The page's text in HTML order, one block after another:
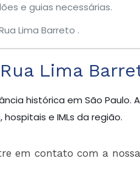
e guias necessárias.
Lima Barreto .
Lima
histórica em São Paulo. A
e IMLs da região.
em contato com a